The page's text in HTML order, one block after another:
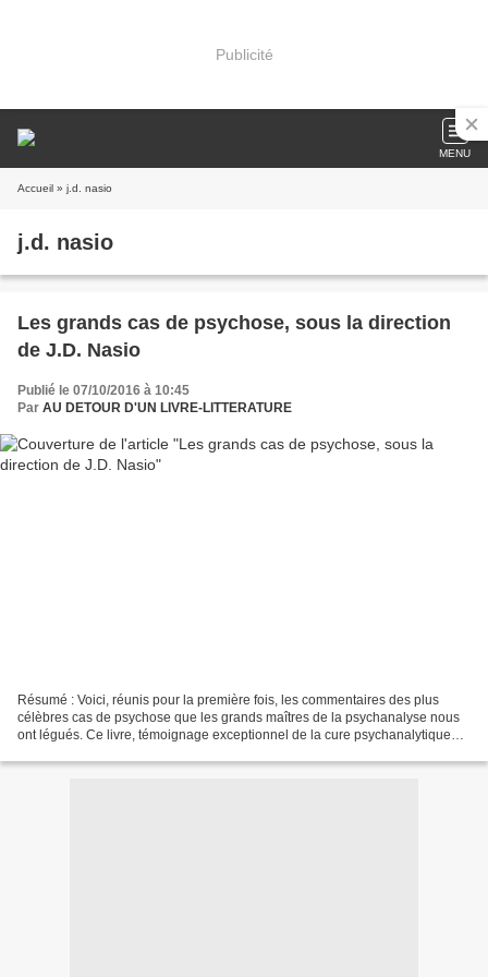
Publicité
MENU
Accueil » j.d. nasio
j.d. nasio
Les grands cas de psychose, sous la direction
de J.D. Nasio
Publié le 07/10/2016 à 10:45
Par AU DETOUR D'UN LIVRE-LITTERATURE
Résumé : Voici, réunis pour la première fois, les commentaires des plus
célèbres cas de psychose que les grands maîtres de la psychanalyse nous
ont légués. Ce livre, témoignage exceptionnel de la cure psychanalytique